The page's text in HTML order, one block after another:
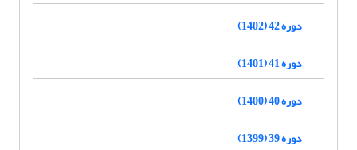
دوره 42 (1402)
دوره 41 (1401)
دوره 40 (1400)
دوره 39 (1399)